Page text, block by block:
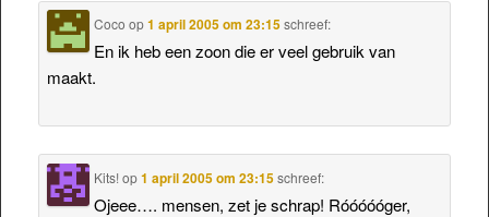
Coco op1 april 2005 om 23:15 schreef:
En ik heb een zoon die er veel gebruik van
maakt.
Kits! op1 april 2005 om 23:15 schreef:
Ojeee…. mensen, zet je schrap! Róóóóóger,